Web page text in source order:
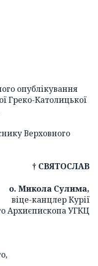
опублікування
Греко-Католицької
Верховного
† СВЯТОСЛАВ
о. Микола Сулима,
віце-канцлер Курії
Архиєпископа УГКЦ